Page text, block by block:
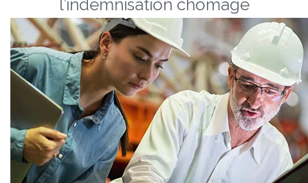
l’indemnisation chômage